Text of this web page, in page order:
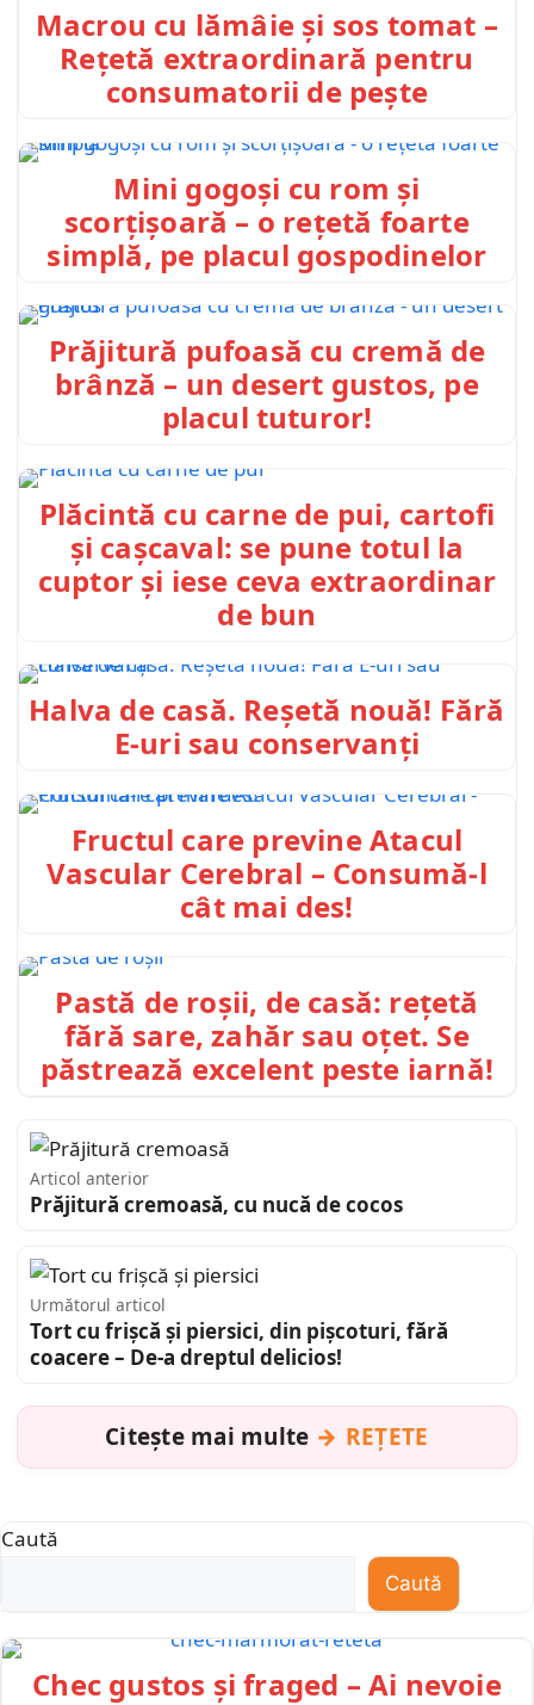
Macrou cu lămâie și sos tomat –
Rețetă extraordinară pentru
consumatorii de pește
Mini gogoși cu rom și
scorțișoară – o rețetă foarte
simplă, pe placul gospodinelor
Prăjitură pufoasă cu cremă de
brânză – un desert gustos, pe
placul tuturor!
Plăcintă cu carne de pui, cartofi
și cașcaval: se pune totul la
cuptor și iese ceva extraordinar
de bun
Halva de casă. Reșetă nouă! Fără
E-uri sau conservanți
Fructul care previne Atacul
Vascular Cerebral – Consumă-l
cât mai des!
Pastă de roșii, de casă: rețetă
fără sare, zahăr sau oțet. Se
păstrează excelent peste iarnă!
Articol anterior
Prăjitură cremoasă, cu nucă de cocos
Următorul articol
Tort cu frișcă și piersici, din pișcoturi, fără
coacere – De-a dreptul delicios!
Citește mai multe REȚETE
Caută
Caută
Chec gustos și fraged – Ai nevoie